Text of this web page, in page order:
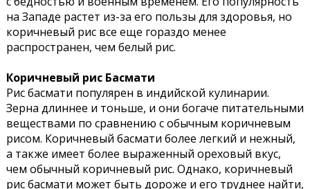
на Западе растет из-за его пользы для здоровья, но
коричневый рис все еще гораздо менее
распространен, чем белый рис.
Коричневый рис Басмати
Рис басмати популярен в индийской кулинарии.
Зерна длиннее и тоньше, и они богаче питательными
веществами по сравнению с обычным коричневым
рисом. Коричневый басмати более легкий и нежный,
а также имеет более выраженный ореховый вкус,
чем обычный коричневый рис. Однако, коричневый
рис басмати может быть дороже и его труднее найти,